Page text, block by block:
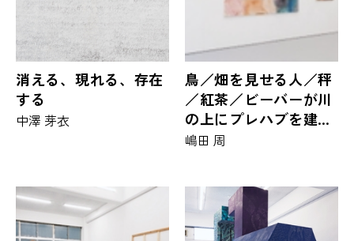
消える、現れる、存在
する
中澤 芽衣
鳥／畑を見せる人／秤
／紅茶／ビーバーが川
の上にプレハブを建て
た／ソーセージブラン
嶋田 周